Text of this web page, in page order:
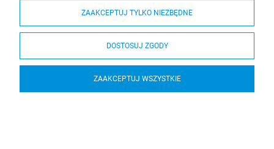
Informacje
O nas
ZAAKCEPTUJ TYLKO NIEZBĘDNE
DOSTOSUJ ZGODY
ZAAKCEPTUJ WSZYSTKIE